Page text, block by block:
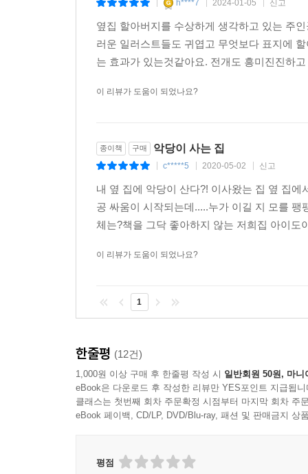
h****7 2024-01-05 신고
옆집 할아버지를 수상하게 생각하고 있는 주
러운 일러스트들도 귀엽고 무엇보다 표지에
는 효과가 있는것같아요. 전개도 흥미진진하
이 리뷰가 도움이 되었나요?
종이책 구매 악당이 사는 집
c*****5 2020-05-02 신고
내 옆 집에 악당이 산다?! 이사왔는 집 옆 집
공 싸움이 시작되는데.....누가 이길 지 모를
체는?책을 그닥 좋아하지 않는 저희집 아이
이 리뷰가 도움이 되었나요?
1
한줄평 (12건)
1,000원 이상 구매 후 한줄평 작성 시 일반회원 50원, 마니
eBook은 다운로드 후 작성한 리뷰만 YES포인트 지급됩니
클래스는 첫번째 회차 주문확정 시점부터 마지막 회차 주
eBook 페이백, CD/LP, DVD/Blu-ray, 패션 및 판매금지 상
평점